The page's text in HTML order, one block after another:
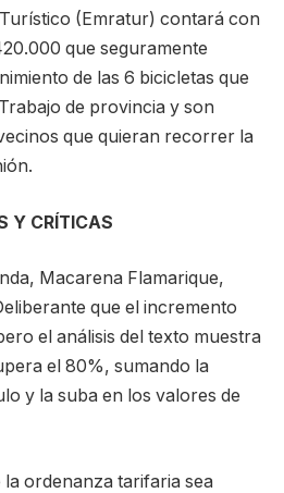
(Emratur) contará con
que seguramente
de las 6 bicicletas que
de provincia y son
que quieran recorrer la
Y CRÍTICAS
Macarena Flamarique,
que el incremento
el análisis del texto muestra
el 80%, sumando la
y la suba en los valores de
ordenanza tarifaria sea